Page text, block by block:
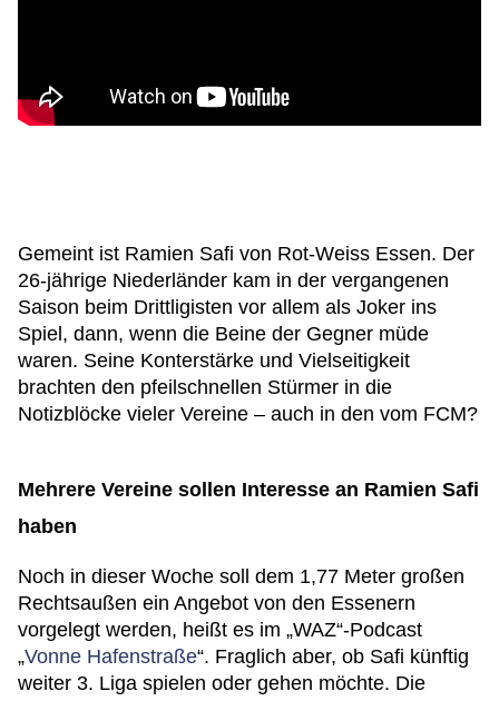
Gemeint ist Ramien Safi von Rot-Weiss Essen. Der
26-jährige Niederländer kam in der vergangenen
Saison beim Drittligisten vor allem als Joker ins
Spiel, dann, wenn die Beine der Gegner müde
waren. Seine Konterstärke und Vielseitigkeit
brachten den pfeilschnellen Stürmer in die
Notizblöcke vieler Vereine – auch in den vom FCM?
Mehrere Vereine sollen Interesse an Ramien Safi
haben
Noch in dieser Woche soll dem 1,77 Meter großen
Rechtsaußen ein Angebot von den Essenern
vorgelegt werden, heißt es im „WAZ“-Podcast
„Vonne Hafenstraße“. Fraglich aber, ob Safi künftig
weiter 3. Liga spielen oder gehen möchte. Die